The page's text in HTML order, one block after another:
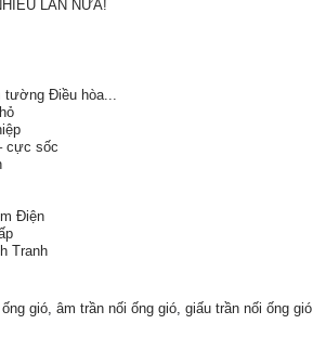
LẦN NỮA!
tường Điều hòa...
cực sốc
Điện
Tranh
gió, âm trần nối ống gió, giấu trần nối ống gió